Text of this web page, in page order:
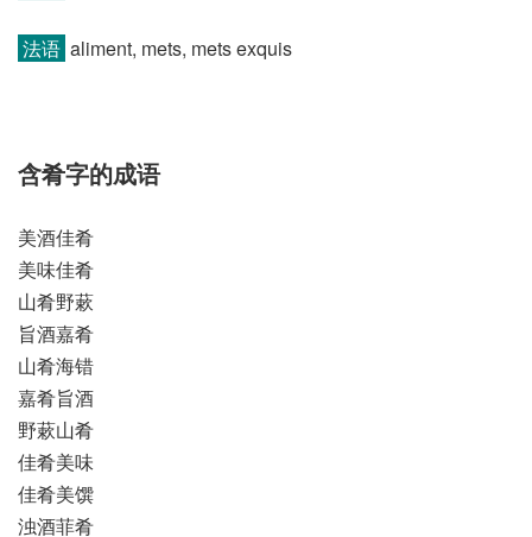
法语 aliment, mets, mets exquis
含肴字的成语
美酒佳肴
美味佳肴
山肴野蔌
旨酒嘉肴
山肴海错
嘉肴旨酒
野蔌山肴
佳肴美味
佳肴美馔
浊酒菲肴